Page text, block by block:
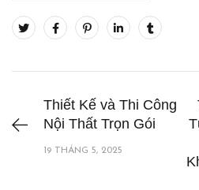
Thiết Kế và Thi Công
Nội Thất Trọn Gói
19 THÁNG 5, 2025